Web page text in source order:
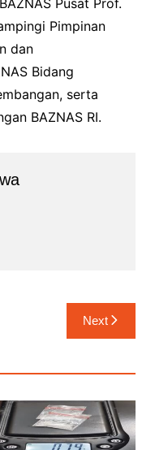
Pimpinan
dan
Bidang
serta
BAZNAS RI.
Next